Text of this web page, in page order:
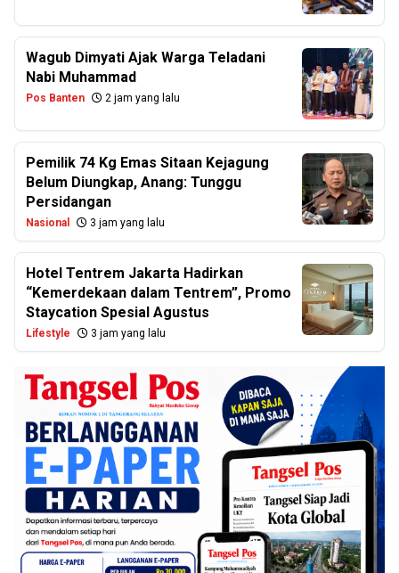
Wagub Dimyati Ajak Warga Teladani
Nabi Muhammad
Pos Banten 2 jam yang lalu
Pemilik 74 Kg Emas Sitaan Kejagung
Belum Diungkap, Anang: Tunggu
Persidangan
Nasional 3 jam yang lalu
Hotel Tentrem Jakarta Hadirkan
“Kemerdekaan dalam Tentrem”, Promo
Staycation Spesial Agustus
Lifestyle 3 jam yang lalu